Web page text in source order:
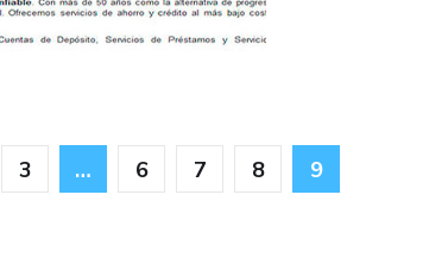
3 … 6 7 8 9